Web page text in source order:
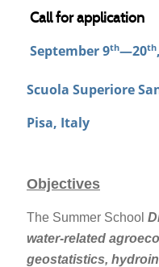
Call for application
September 9th—20th
Scuola Superiore
Pisa, Italy
Objectives
The Summer School
water-related
geostatistics,